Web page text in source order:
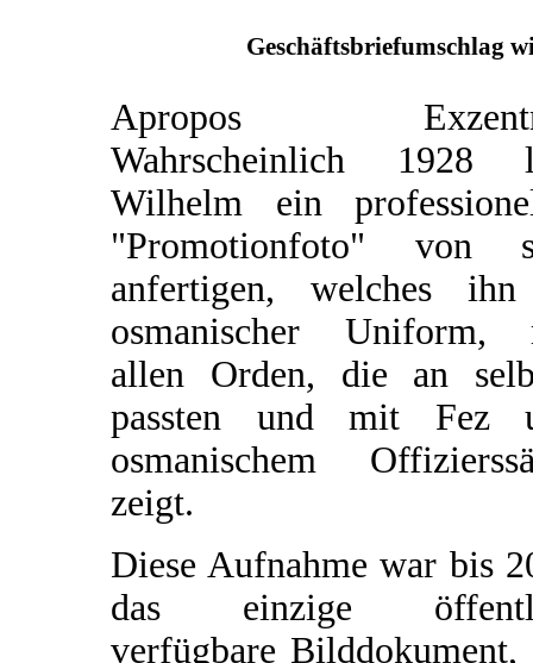
Geschäftsbriefumschlag
Apropos
Wahrscheinlich 1928
Wilhelm ein
"Promotionfoto" von
anfertigen, welches
osmanischer Uniform,
allen Orden, die an
passten und mit Fez
osmanischem
zeigt.
Diese Aufnahme war bis
das einzige
verfügbare Bilddokument,